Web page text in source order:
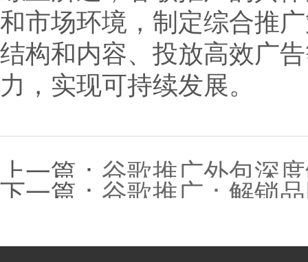
和市场环境，制定综合推
结构和内容、投放高效广
力，实现可持续发展。
上一篇： 谷歌推广外包深
下一篇： 谷歌推广：解锁